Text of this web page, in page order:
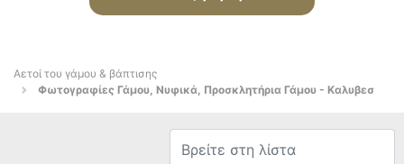
Αετοί του γάμου & βάπτισης
Φωτογραφίες Γάμου, Νυφικά, Προσκλητήρια Γάμου - Καλυβεσ